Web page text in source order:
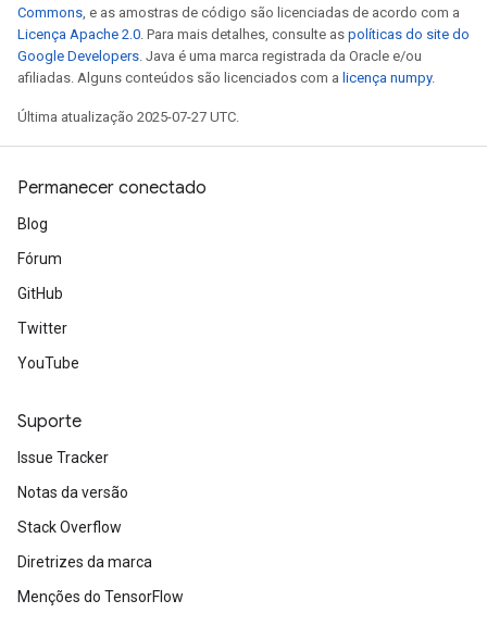
Commons, e as amostras de código são licenciadas de acordo com a
Licença Apache 2.0. Para mais detalhes, consulte as políticas do site do
Google Developers. Java é uma marca registrada da Oracle e/ou
afiliadas. Alguns conteúdos são licenciados com a licença numpy.
Última atualização 2025-07-27 UTC.
Permanecer conectado
Blog
Fórum
GitHub
Twitter
YouTube
Suporte
Issue Tracker
Notas da versão
Stack Overflow
Diretrizes da marca
Menções do TensorFlow